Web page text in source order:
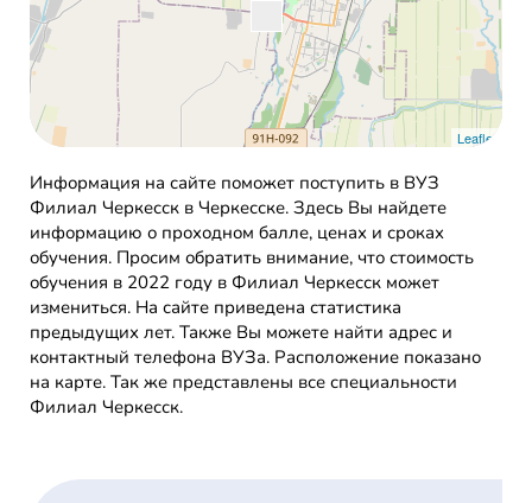
Leaflet
Информация на сайте поможет поступить в ВУЗ
Филиал Черкесск в Черкесске. Здесь Вы найдете
информацию о проходном балле, ценах и сроках
обучения. Просим обратить внимание, что стоимость
обучения в 2022 году в Филиал Черкесск может
измениться. На сайте приведена статистика
предыдущих лет. Также Вы можете найти адрес и
контактный телефона ВУЗа. Расположение показано
на карте. Так же представлены все специальности
Филиал Черкесск.